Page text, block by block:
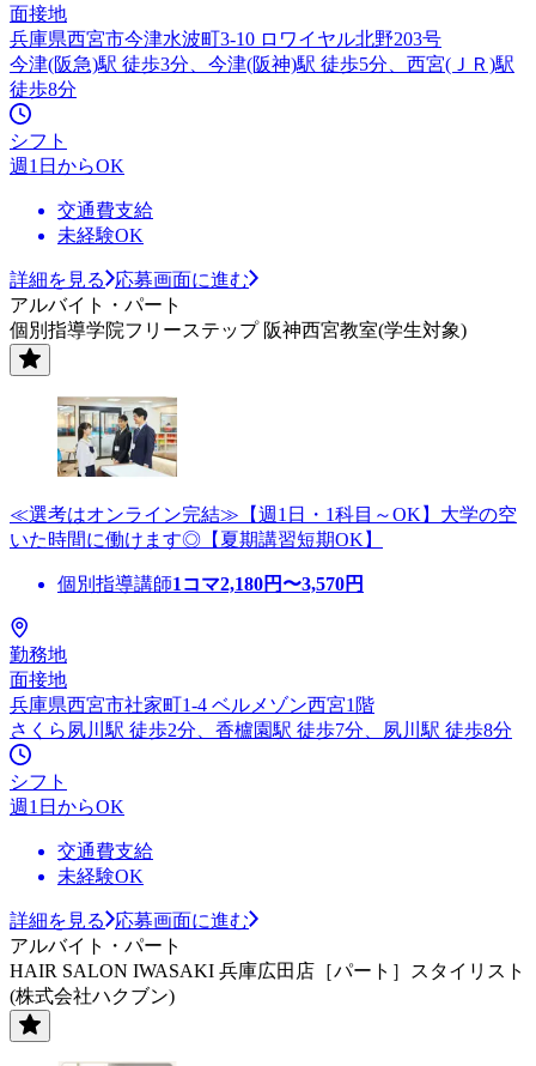
面接地
兵庫県西宮市今津水波町3-10 ロワイヤル北野203号
今津(阪急)駅 徒歩3分、今津(阪神)駅 徒歩5分、西宮(ＪＲ)駅
徒歩8分
シフト
週1日からOK
交通費支給
未経験OK
詳細を見る
応募画面に進む
アルバイト・パート
個別指導学院フリーステップ 阪神西宮教室(学生対象)
≪選考はオンライン完結≫【週1日・1科目～OK】大学の空
いた時間に働けます◎【夏期講習短期OK】
個別指導講師1コマ2,180円〜3,570円
勤務地
面接地
兵庫県西宮市社家町1-4 ベルメゾン西宮1階
さくら夙川駅 徒歩2分、香櫨園駅 徒歩7分、夙川駅 徒歩8分
シフト
週1日からOK
交通費支給
未経験OK
詳細を見る
応募画面に進む
アルバイト・パート
HAIR SALON IWASAKI 兵庫広田店［パート］スタイリスト
(株式会社ハクブン)